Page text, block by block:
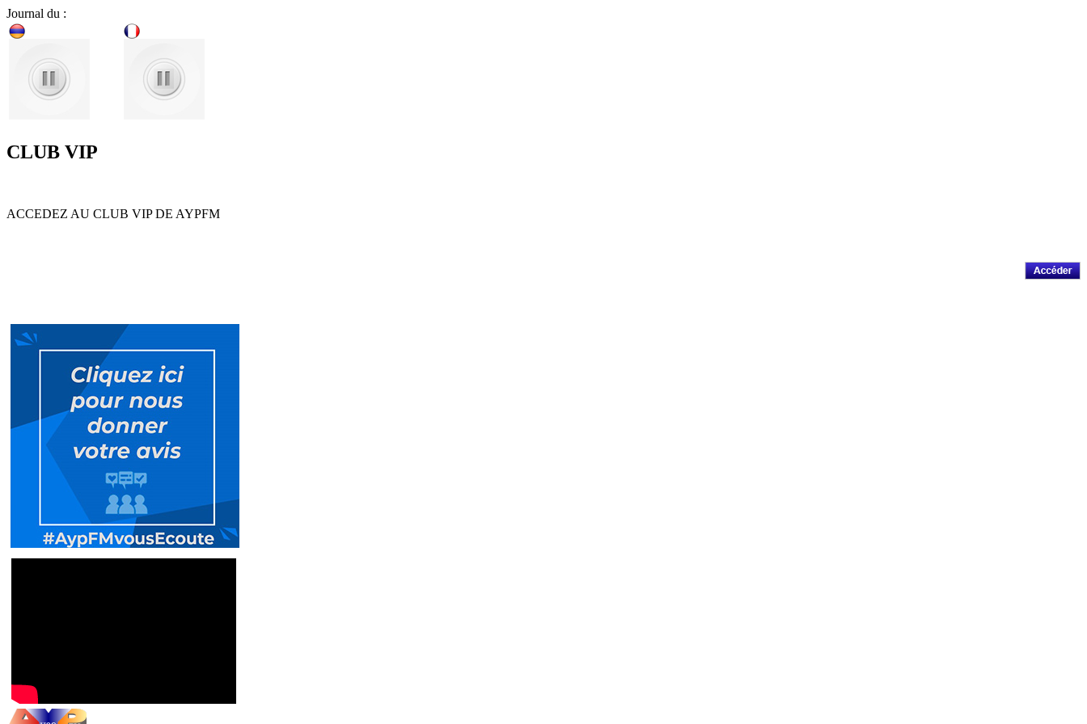
Journal du :
CLUB VIP
ACCEDEZ AU CLUB VIP DE AYPFM